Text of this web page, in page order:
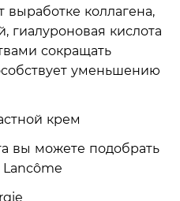
выработке коллагена,
гиалуроновая кислота
сокращать
уменьшению
вы можете подобрать